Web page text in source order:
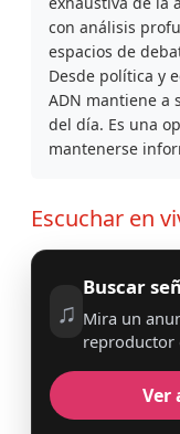
con análisis
espacios de
Desde política y
ADN mantiene a
del día. Es una
mantenerse
Escuchar en
♫
Buscar
Mira un
reproductor
Ver